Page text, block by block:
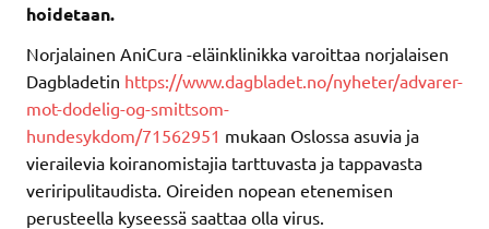
hoidetaan.
Norjalainen AniCura -eläinklinikka varoittaa norjalaisen
Dagbladetin https://www.dagbladet.no/nyheter/advarer-
mot-dodelig-og-smittsom-
hundesykdom/71562951 mukaan Oslossa asuvia ja
vierailevia koiranomistajia tarttuvasta ja tappavasta
veriripulitaudista. Oireiden nopean etenemisen
perusteella kyseessä saattaa olla virus.